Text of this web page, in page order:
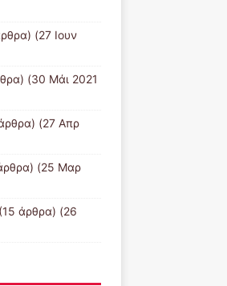
(27 Ιουν
(30 Μάι 2021
(27 Απρ
(25 Μαρ
(15 άρθρα) (26